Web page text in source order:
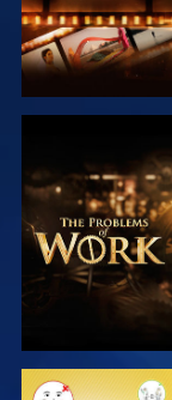
DÉCOUVRIR
LES SÉRIES